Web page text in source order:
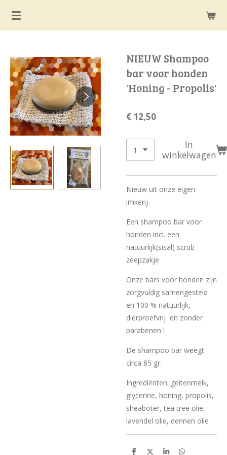
Ga
hoofdinhoud
NIEUW Shampoo
bar voor honden
'Honing - Propolis'
€ 12,50
In
winkelwagen
Nieuw uit onze eigen
imkerij
Een shampoo bar voor
honden incl. een
natuurlijk(sisal) scrub
zeepzakje
Onze bars voor honden zijn
zorgvuldig samengesteld
en 100 % natuurlijk,
dierproefvrij en zonder
parabenen !
De shampoo bar weegt
circa 85 gr.
Ingrediënten: geitenmelk,
glycerine, honing, propolis,
sheaboter, tea tree olie,
lavendel olie, dennen olie